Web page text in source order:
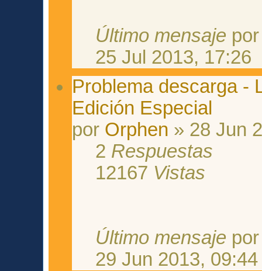
Último mensaje
25 Jul 2013, 17:26
Problema descarga -
Edición Especial
por Orphen » 28 Jun
2 Respuestas
12167 Vistas
Último mensaje
29 Jun 2013, 09:44